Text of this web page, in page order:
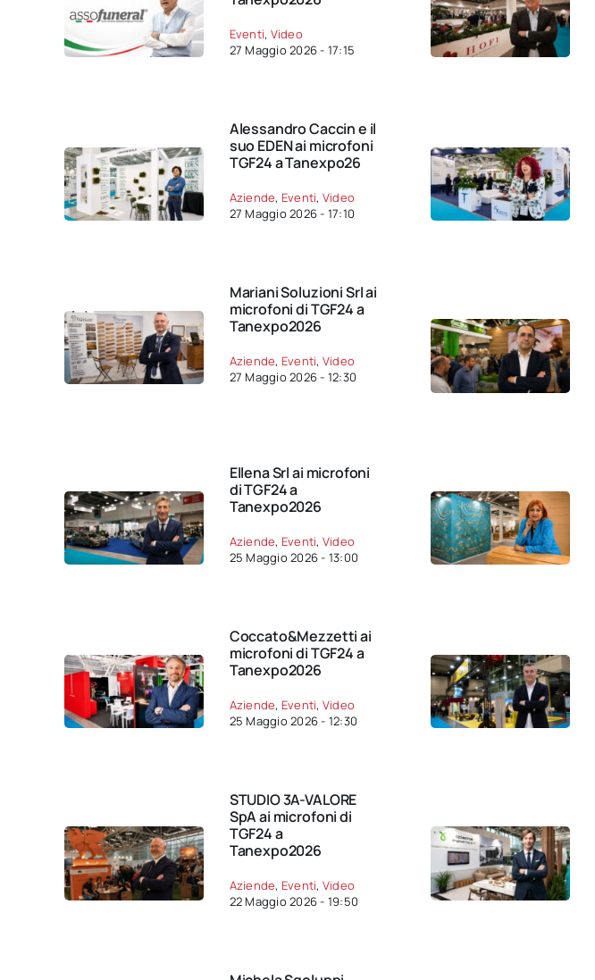
Eventi, Video
27 Maggio 2026 - 17:15
Alessandro Caccin e il
suo EDEN ai microfoni
TGF24 a Tanexpo26
Aziende, Eventi, Video
27 Maggio 2026 - 17:10
Mariani Soluzioni Srl ai
microfoni di TGF24 a
Tanexpo2026
Aziende, Eventi, Video
27 Maggio 2026 - 12:30
Ellena Srl ai microfoni
di TGF24 a
Tanexpo2026
Aziende, Eventi, Video
25 Maggio 2026 - 13:00
Coccato&Mezzetti ai
microfoni di TGF24 a
Tanexpo2026
Aziende, Eventi, Video
25 Maggio 2026 - 12:30
STUDIO 3A-VALORE
SpA ai microfoni di
TGF24 a
Tanexpo2026
Aziende, Eventi, Video
22 Maggio 2026 - 19:50